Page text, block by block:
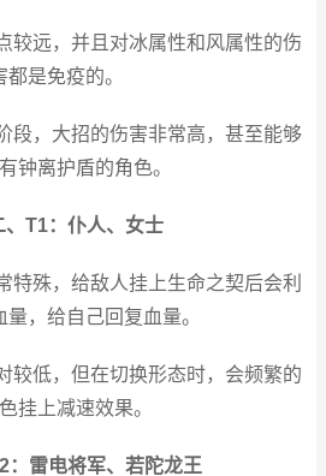
较远，并且对冰属性和风属性的伤
都是免疫的。
段，大招的伤害非常高，甚至能够
钟离护盾的角色。
、T1：仆人、女士
特殊，给敌人挂上生命之契后会利
量，给自己回复血量。
较低，但在切换形态时，会频繁的
挂上减速效果。
：雷电将军、若陀龙王